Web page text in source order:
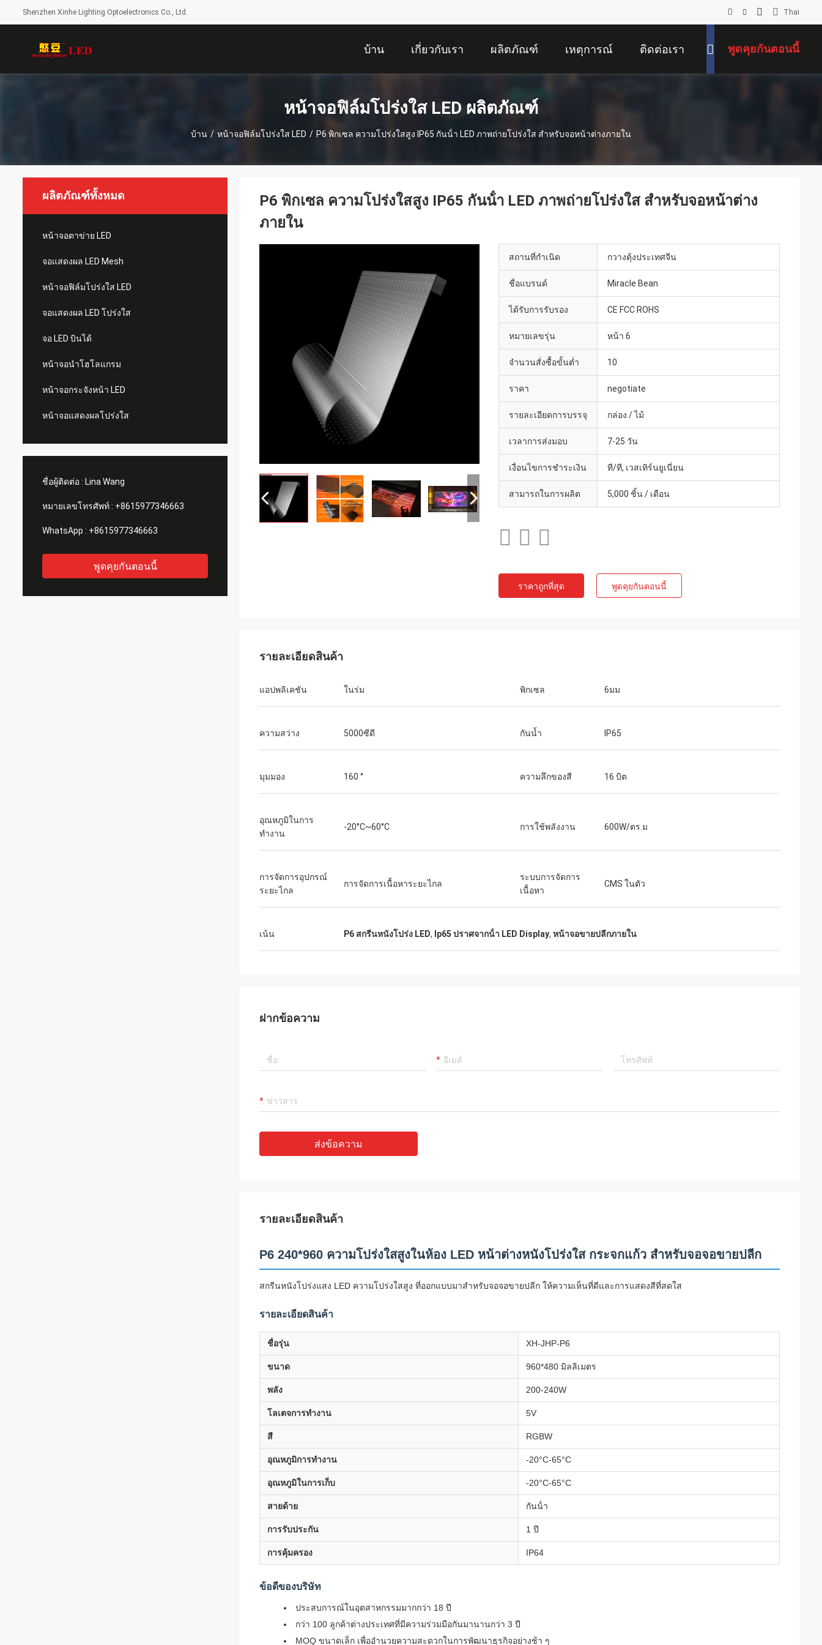
Shenzhen Xinhe Lighting Optoelectronics Co., Ltd. Thai
บ้าน เกี่ยวกับเรา ผลิตภัณฑ์ เหตุการณ์ ติดต่อเรา พูดคุยกันตอนนี้
หน้าจอฟิล์มโปร่งใส LED ผลิตภัณฑ์
บ้าน / หน้าจอฟิล์มโปร่งใส LED / P6 พิกเซล ความโปร่งใสสูง IP65 กันน้ํา LED ภาพถ่ายโปร่งใส สําหรับจอหน้าต่างภายใน
ผลิตภัณฑ์ทั้งหมด
หน้าจอตาข่าย LED
จอแสดงผล LED Mesh
หน้าจอฟิล์มโปร่งใส LED
จอแสดงผล LED โปร่งใส
จอ LED บินได้
หน้าจอนำโฮโลแกรม
หน้าจอกระจังหน้า LED
หน้าจอแสดงผลโปร่งใส
ชื่อผู้ติดต่อ : Lina Wang
หมายเลขโทรศัพท์ : +8615977346663
WhatsApp : +8615977346663
พูดคุยกันตอนนี้
P6 พิกเซล ความโปร่งใสสูง IP65 กันน้ํา LED ภาพถ่ายโปร่งใส สําหรับจอหน้าต่าง
ภายใน
สถานที่กำเนิด กวางตุ้งประเทศจีน
ชื่อแบรนด์ Miracle Bean
ได้รับการรับรอง CE FCC ROHS
หมายเลขรุ่น หน้า 6
จำนวนสั่งซื้อขั้นต่ำ 10
ราคา negotiate
รายละเอียดการบรรจุ กล่อง / ไม้
เวลาการส่งมอบ 7-25 วัน
เงื่อนไขการชำระเงิน ที/ที, เวสเทิร์นยูเนี่ยน
สามารถในการผลิต 5,000 ชิ้น / เดือน
ราคาถูกที่สุด พูดคุยกันตอนนี้
รายละเอียดสินค้า
แอปพลิเคชัน ในร่ม พิกเซล 6มม
ความสว่าง 5000ซีดี กันน้ำ IP65
มุมมอง 160 ° ความลึกของสี 16 บิต
อุณหภูมิในการ
ทำงาน
-20°C~60°C การใช้พลังงาน 600W/ตร.ม
การจัดการอุปกรณ์
ระยะไกล
การจัดการเนื้อหาระยะไกล
ระบบการจัดการ
เนื้อหา
CMS ในตัว
เน้น P6 สกรีนหนังโปร่ง LED, Ip65 ปราศจากน้ํา LED Display, หน้าจอขายปลีกภายใน
ฝากข้อความ
ส่งข้อความ
รายละเอียดสินค้า
P6 240*960 ความโปร่งใสสูงในห้อง LED หน้าต่างหนังโปร่งใส กระจกแก้ว สําหรับจอจอขายปลีก
สกรีนหนังโปร่งแสง LED ความโปร่งใสสูง ที่ออกแบบมาสําหรับจอจอขายปลีก ให้ความเห็นที่ดีและการแสดงสีที่สดใส
รายละเอียดสินค้า
ชื่อรุ่น XH-JHP-P6
ขนาด 960*480 มิลลิเมตร
พลัง 200-240W
โลเตจการทํางาน 5V
สี RGBW
อุณหภูมิการทํางาน -20°C-65°C
อุณหภูมิในการเก็บ -20°C-65°C
สายด้าย กันน้ํา
การรับประกัน 1 ปี
การคุ้มครอง IP64
ข้อดีของบริษัท
ประสบการณ์ในอุตสาหกรรมมากกว่า 18 ปี
กว่า 100 ลูกค้าต่างประเทศที่มีความร่วมมือกันมานานกว่า 3 ปี
MOQ ขนาดเล็ก เพื่ออํานวยความสะดวกในการพัฒนาธุรกิจอย่างช้า ๆ